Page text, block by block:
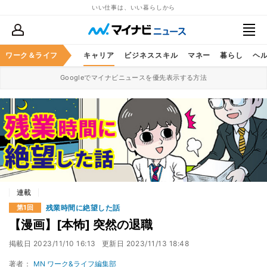
いい仕事は、いい暮らしから
ワーク＆ライフ キャリア ビジネススキル マネー 暮らし ヘ
Googleでマイナビニュースを優先表示する方法
連載
第1回 残業時間に絶望した話
【漫画】[本怖] 突然の退職
掲載日 2023/11/10 16:13 更新日 2023/11/13 18:48
著者： MN ワーク&ライフ編集部